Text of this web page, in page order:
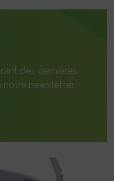
des dernières
newsletter.